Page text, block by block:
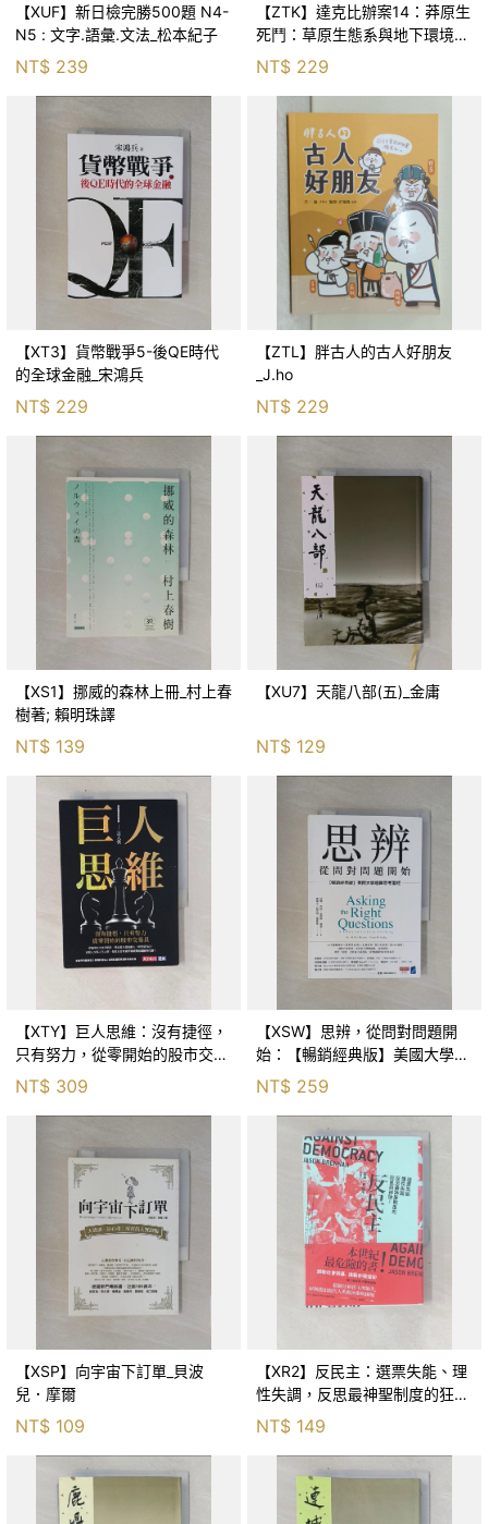
【XUF】新日檢完勝500題 N4-
N5 : 文字.語彙.文法_松本紀子
NT$ 239
【ZTK】達克比辦案14：莽原生
死鬥：草原生態系與地下環境的
生存適應_柯智元
NT$ 229
【XT3】貨幣戰爭5-後QE時代
的全球金融_宋鴻兵
NT$ 229
【ZTL】胖古人的古人好朋友
_J.ho
NT$ 229
【XS1】挪威的森林上冊_村上春
樹著; 賴明珠譯
NT$ 139
【XU7】天龍八部(五)_金庸
NT$ 129
【XTY】巨人思維：沒有捷徑，
只有努力，從零開始的股市交易
員_巨人傑
NT$ 309
【XSW】思辨，從問對問題開
始：【暢銷經典版】美國大學邏
輯思考聖經_尼爾．布朗, 史都
華．基里, 羅耀宗, 蔡宏明, 黃賓
NT$ 259
【XSP】向宇宙下訂單_貝波
兒．摩爾
NT$ 109
【XR2】反民主：選票失能、理
性失調，反思最神聖制度的狂亂
NT$ 149